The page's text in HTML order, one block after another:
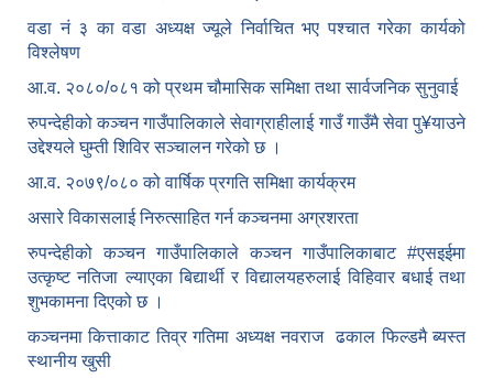
वडा नं ३ का वडा अध्यक्ष ज्यूले निर्वाचित भए पश्चात गरेका कार्यको
विश्लेषण
आ.व. २०८०/०८१ को प्रथम चौमासिक समिक्षा तथा सार्वजनिक सुनुवाई
रुपन्देहीको कञ्चन गाउँपालिकाले सेवाग्राहीलाई गाउँ गाउँमै सेवा पु¥याउने
उद्देश्यले घुम्ती शिविर सञ्चालन गरेको छ ।
आ.व. २०७९/०८० को वार्षिक प्रगति समिक्षा कार्यक्रम
असारे विकासलाई निरुत्साहित गर्न कञ्चनमा अग्रशरता
रुपन्देहीको कञ्चन गाउँपालिकाले कञ्चन गाउँपालिकाबाट #एसइईमा
उत्कृष्ट नतिजा ल्याएका बिद्यार्थी र विद्यालयहरुलाई विहिवार बधाई तथा
शुभकामना दिएको छ ।
कञ्चनमा कित्ताकाट तिव्र गतिमा अध्यक्ष नवराज ढकाल फिल्डमै ब्यस्त
स्थानीय खुसी